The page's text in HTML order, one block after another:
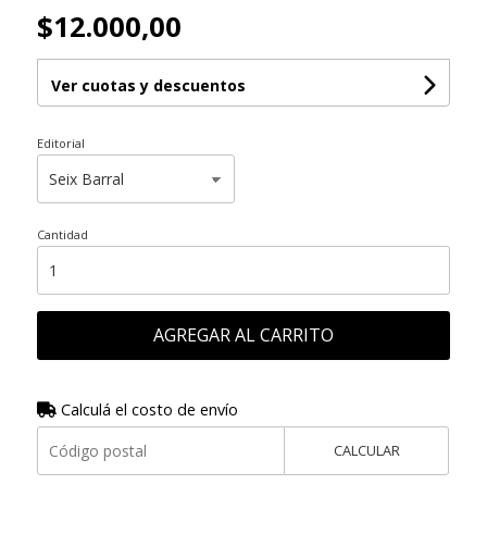
$12.000,00
Ver cuotas y descuentos
Editorial
Cantidad
AGREGAR AL CARRITO
Calculá el costo de envío
CALCULAR